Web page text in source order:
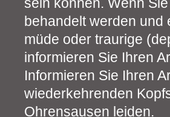
sein können. Wenn
behandelt werden
müde oder traurige
informieren Sie Ihren
Informieren Sie Ihren
wiederkehrenden
Ohrensausen leiden.